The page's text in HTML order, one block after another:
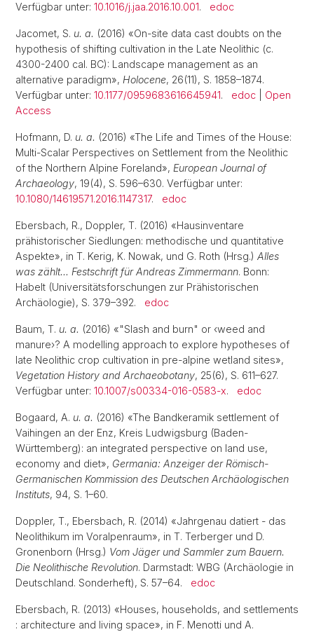
Verfügbar unter: 10.1016/j.jaa.2016.10.001. edoc
Jacomet, S. u. a. (2016) «On-site data cast doubts on the
hypothesis of shifting cultivation in the Late Neolithic (c.
4300-2400 cal. BC): Landscape management as an
alternative paradigm», Holocene, 26(11), S. 1858–1874.
Verfügbar unter: 10.1177/0959683616645941. edoc
Open
Access
Hofmann, D. u. a. (2016) «The Life and Times of the House:
Multi-Scalar Perspectives on Settlement from the Neolithic
of the Northern Alpine Foreland», European Journal of
Archaeology, 19(4), S. 596–630. Verfügbar unter:
10.1080/14619571.2016.1147317. edoc
Ebersbach, R., Doppler, T. (2016) «Hausinventare
prähistorischer Siedlungen: methodische und quantitative
Aspekte», in T. Kerig, K. Nowak, und G. Roth (Hrsg.) Alles
was zählt… Festschrift für Andreas Zimmermann. Bonn:
Habelt (Universitätsforschungen zur Prähistorischen
Archäologie), S. 379–392. edoc
Baum, T. u. a. (2016) «"Slash and burn" or ‹weed and
manure›? A modelling approach to explore hypotheses of
late Neolithic crop cultivation in pre-alpine wetland sites»,
Vegetation History and Archaeobotany, 25(6), S. 611–627.
Verfügbar unter: 10.1007/s00334-016-0583-x. edoc
Bogaard, A. u. a. (2016) «The Bandkeramik settlement of
Vaihingen an der Enz, Kreis Ludwigsburg (Baden-
Württemberg): an integrated perspective on land use,
economy and diet», Germania: Anzeiger der Römisch-
Germanischen Kommission des Deutschen Archäologischen
Instituts, 94, S. 1–60.
Doppler, T., Ebersbach, R. (2014) «Jahrgenau datiert - das
Neolithikum im Voralpenraum», in T. Terberger und D.
Gronenborn (Hrsg.) Vom Jäger und Sammler zum Bauern.
Die Neolithische Revolution. Darmstadt: WBG (Archäologie in
Deutschland. Sonderheft), S. 57–64. edoc
Ebersbach, R. (2013) «Houses, households, and settlements
: architecture and living space», in F. Menotti und A.